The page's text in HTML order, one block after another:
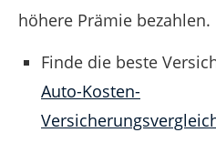
höhere Prämie bezahlen.
Finde die beste
Auto-Kosten-